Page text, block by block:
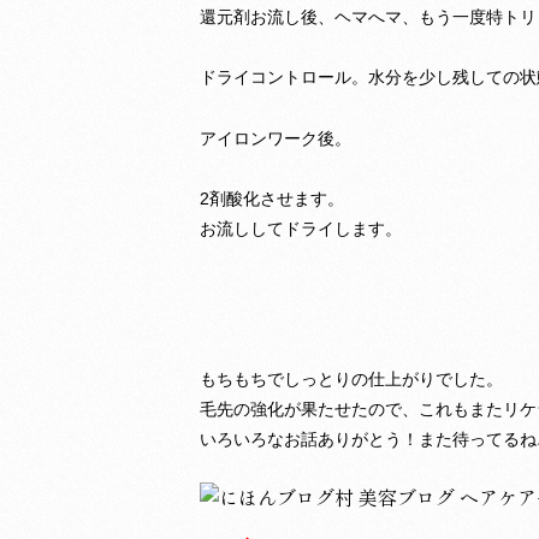
還元剤お流し後、ヘマへマ、もう一度特ト
ドライコントロール。水分を少し残しての
アイロンワーク後。
2剤酸化させます。
お流ししてドライします。
もちもちでしっとりの仕上がりでした。
毛先の強化が果たせたので、これもまたリ
いろいろなお話ありがとう！また待ってる